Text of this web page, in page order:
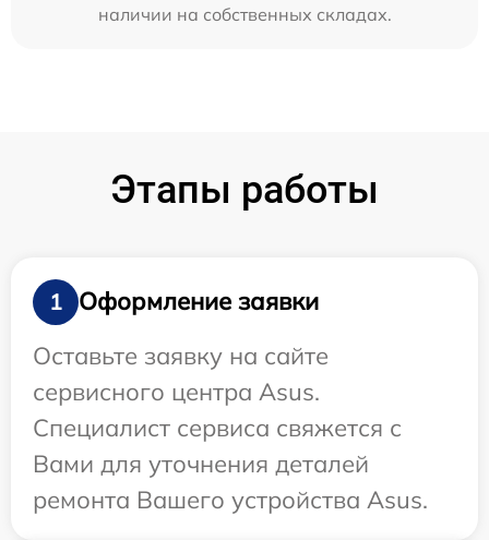
наличии на собственных складах.
Этапы работы
1
Оформление заявки
Оставьте заявку на сайте
сервисного центра Asus.
Специалист сервиса свяжется с
Вами для уточнения деталей
ремонта Вашего устройства Asus.